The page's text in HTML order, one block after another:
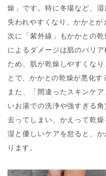
燥」です。特に冬場など、
失われやすくなり、かかとが
次に「紫外線」もかかとの
によるダメージは肌のバリ
ため、肌が乾燥しやすくな
とで、かかとの乾燥が悪化す
また、「間違ったスキンケ
いお湯での洗浄や強すぎる
去ってしまい、かえって乾
湿と優しいケアを怠ると、
ります。